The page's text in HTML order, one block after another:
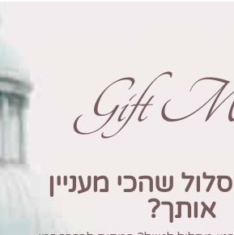
Gift
שהכי מעניין
אותך?